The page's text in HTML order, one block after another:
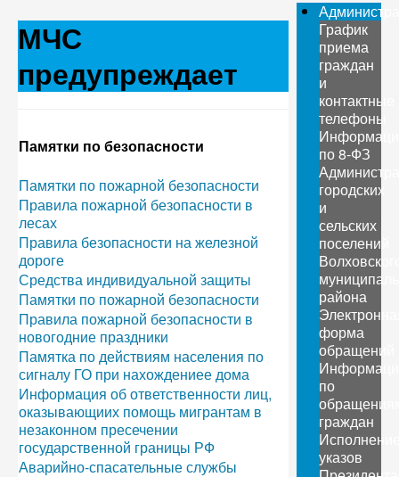
МЧС
предупреждает
Памятки по безопасности
Памятки по пожарной безопасности
Правила пожарной безопасности в
лесах
Правила безопасности на железной
дороге
Средства индивидуальной защиты
Памятки по пожарной безопасности
Правила пожарной безопасности в
новогодние праздники
Памятка по действиям населения по
сигналу ГО при нахождениее дома
Информация об ответственности лиц,
оказывающиих помощь мигрантам в
незаконном пресечении
государственной границы РФ
Аварийно-спасательные службы
График
приема
граждан
и
контактные
телефоны
по 8-ФЗ
городских
и
сельских
поселений
района
форма
обращений
по
граждан
указов